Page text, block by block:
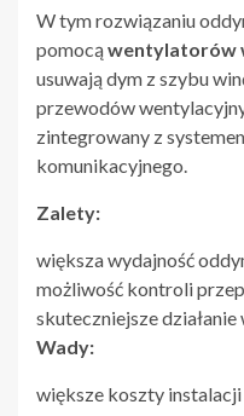
W tym rozwiązaniu
pomocą wentylatorów
usuwają dym z szybu
przewodów
zintegrowany z
komunikacyjnego.
Zalety:
większa wydajność
możliwość kontroli
skuteczniejsze
Wady:
większe koszty